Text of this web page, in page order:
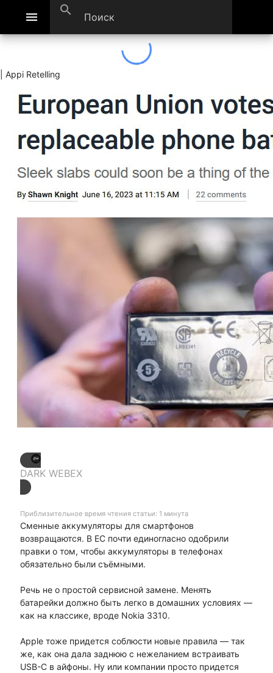
menu search
| Appi Retelling
DARK WEBEX
Приблизительное время чтения статьи: 1 минута
Сменные аккумуляторы для смартфонов
возвращаются. В ЕС почти единогласно одобрили
правки о том, чтобы аккумуляторы в телефонах
обязательно были съёмными.
Речь не о простой сервисной замене. Менять
батарейки должно быть легко в домашних условиях —
как на классике, вроде Nokia 3310.
Apple тоже придется соблюсти новые правила — так
же, как она дала заднюю с нежеланием встраивать
USB-C в айфоны. Ну или компании просто придется